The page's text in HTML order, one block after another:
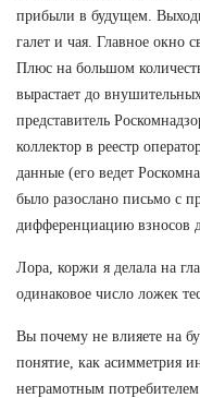
прибыли в будущем.
галет и чая. Главное окно
Плюс на большом
вырастает до
представитель
коллектор в реестр
данные (его ведет
было разослано письмо с
дифференциацию взносов
Лора, коржи я делала на
одинаковое число ложек
Вы почему не влияете на
понятие, как асимметрия
неграмотным